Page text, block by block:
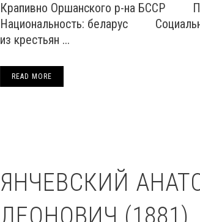
Крапивно Оршанского р-на
Национальность: беларус
из крестьян ...
READ MORE
ЯНЧЕВСКИЙ
ЛЕОНОВИЧ (1881)